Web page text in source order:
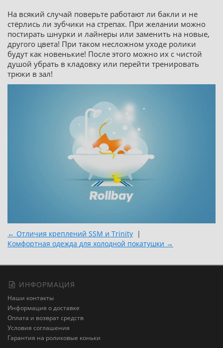
На всякий случай поверьте работают ли бакли и не
стёрлись ли зубчики на стрепах. При желании можно
постирать шнурки и лайнеры или заменить на новые,
другого цвета! При таком несложном уходе ролики
будут как новенькие! После этого можно их с чистой
душой убрать в кладовку или перейти тренировать
трюки в зал!
← Отличия креплений SSM и Trinity |
Комфортная одежда для холодной покатушки →
ИНФОРМАЦИЯ
Наши контакты
Информация о доставке
Оплата и возврат средств
Условия соглашения
Гарантия на роликовые коньки